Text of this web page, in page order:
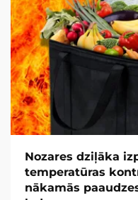
Nozares dziļāka
temperatūras
nākamās